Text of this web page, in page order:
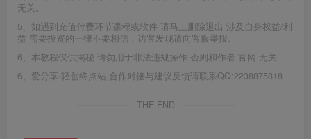
无关。
5、如遇到充值付费环节课程或软件 请马上删除退出 涉及自身权益/利
益 需要投资的一律不要相信，访客发现请向客服举报。
6、本教程仅供揭秘 请勿用于非法违规操作 否则和作者 官网 无关
6、爱分享·轻创终点站,合作对接与建议反馈请联系QQ:2238875818
THE END